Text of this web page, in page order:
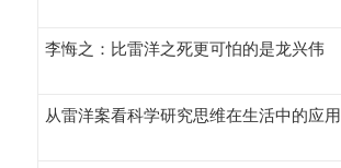
李悔之：比雷洋之死更可怕的是龙兴伟
从雷洋案看科学研究思维在生活中的应用